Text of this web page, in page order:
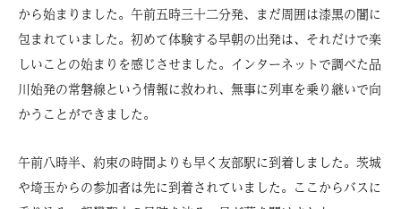
から始まりました。午前五時三十二分発、まだ周囲は漆黒の闇に
包まれていました。初めて体験する早朝の出発は、それだけで楽
しいことの始まりを感じさせました。インターネットで調べた品
川始発の常磐線という情報に救われ、無事に列車を乗り継いで向
かうことができました。
午前八時半、約束の時間よりも早く友部駅に到着しました。茨城
や埼玉からの参加者は先に到着されていました。ここからバスに